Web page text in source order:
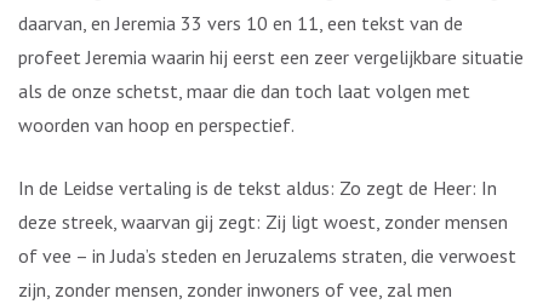
daarvan, en Jeremia 33 vers 10 en 11, een tekst van de
profeet Jeremia waarin hij eerst een zeer vergelijkbare situatie
als de onze schetst, maar die dan toch laat volgen met
woorden van hoop en perspectief.
In de Leidse vertaling is de tekst aldus: Zo zegt de Heer: In
deze streek, waarvan gij zegt: Zij ligt woest, zonder mensen
of vee – in Juda’s steden en Jeruzalems straten, die verwoest
zijn, zonder mensen, zonder inwoners of vee, zal men